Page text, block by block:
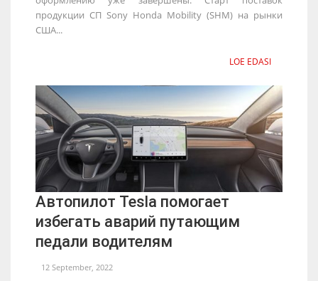
продукции СП Sony Honda Mobility (SHM) на рынки
США...
LOE EDASI
Автопилот Tesla помогает
избегать аварий путающим
педали водителям
12 September, 2022